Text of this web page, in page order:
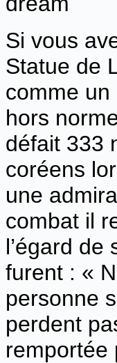
Si vous
Statue de
comme
hors
défait 333
coréens
une
combat il
l’égard
furent : «
personne
perdent
remportée